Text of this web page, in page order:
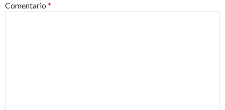
Comentario *